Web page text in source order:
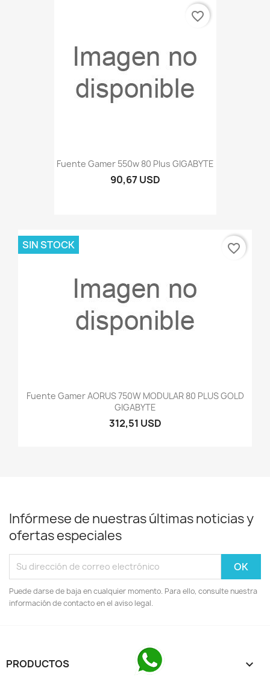
Fuente Gamer 550w 80 Plus GIGABYTE
90,67 USD
favorite_border
Fuente Gamer AORUS 750W MODULAR 80 PLUS GOLD
GIGABYTE
312,51 USD
SIN STOCK favorite_border
Infórmese de nuestras últimas noticias y
ofertas especiales
Puede darse de baja en cualquier momento. Para ello, consulte nuestra
información de contacto en el aviso legal.
PRODUCTOS 